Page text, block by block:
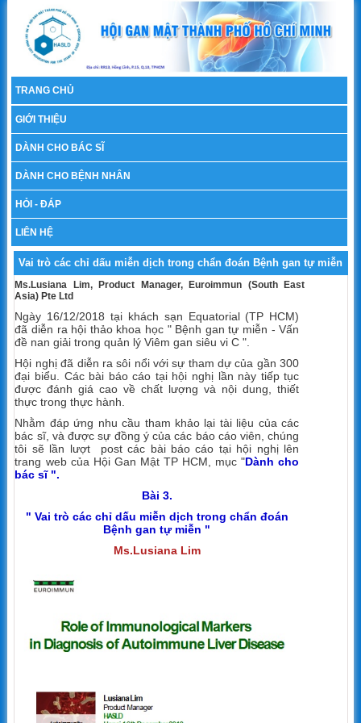
TRANG CHỦ
GIỚI THIỆU
DÀNH CHO BÁC SĨ
DÀNH CHO BỆNH NHÂN
HỎI - ĐÁP
LIÊN HỆ
Vai trò các chỉ dấu miễn dịch trong chẩn đoán Bệnh gan tự miễn
(HN 16/12/2018)
Ms.Lusiana Lim, Product Manager, Euroimmun (South East
Asia) Pte Ltd
Ngày 16/12/2018 tại khách sạn Equatorial (TP HCM)
đã diễn ra hội thảo khoa học " Bệnh gan tự miễn - Vấn
đề nan giải trong quản lý Viêm gan siêu vi C ".
Hội nghị đã diễn ra sôi nổi với sự tham dự của gần 300
đại biểu. Các bài báo cáo tại hội nghị lần này tiếp tục
được đánh giá cao về chất lượng và nội dung, thiết
thực trong thực hành.
Nhằm đáp ứng nhu cầu tham khảo lại tài liệu của các
bác sĩ, và được sự đồng ý của các báo cáo viên, chúng
tôi sẽ lần lượt post các bài báo cáo tại hội nghị lên
trang web của Hội Gan Mật TP HCM, mục "Dành cho
bác sĩ ".
Bài 3.
" Vai trò các chỉ dấu miễn dịch trong chẩn đoán
Bệnh gan tự miễn "
Ms.Lusiana Lim